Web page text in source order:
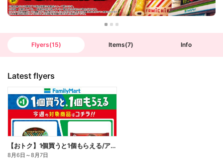
Flyers(15) Items(7) Info
Latest flyers
【おトク】1個買うと1個もらえる/アイス
8月6日 ～8月7日